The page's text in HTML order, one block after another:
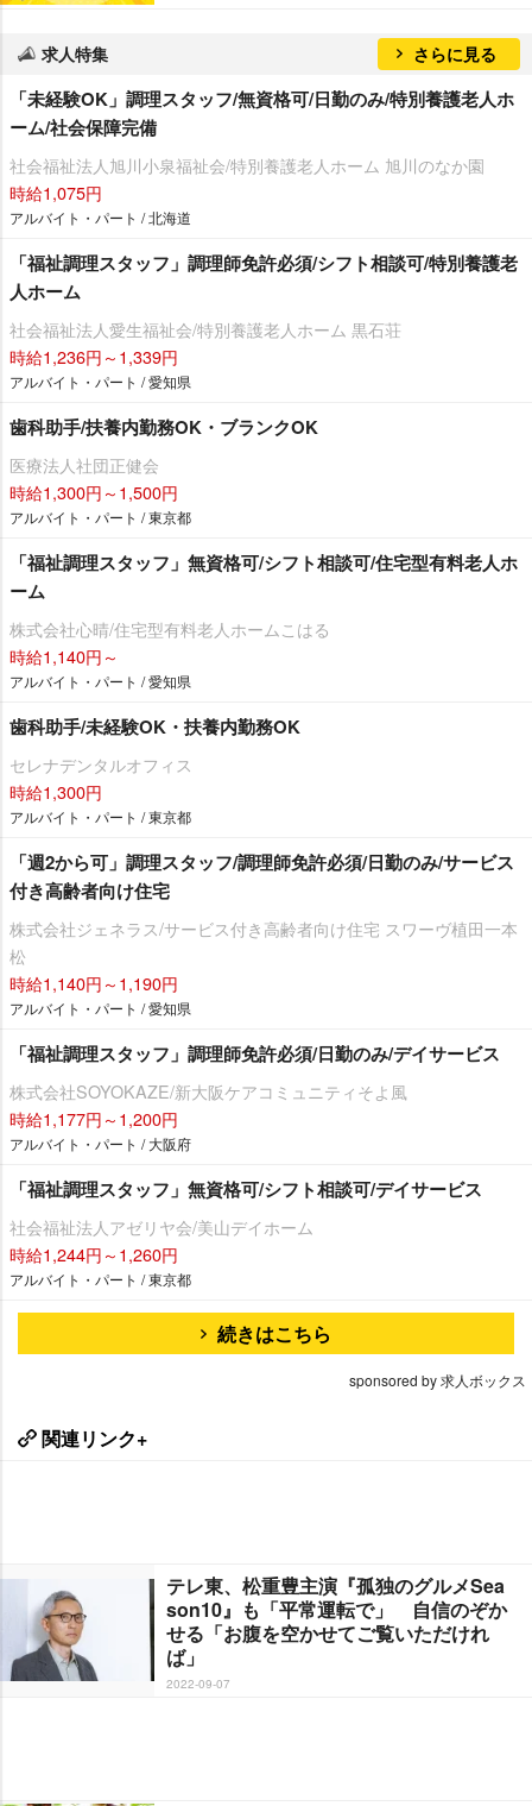
求人特集 さらに見る
「未経験OK」調理スタッフ/無資格可/日勤のみ/特別養護老人ホ
ーム/社会保障完備
社会福祉法人旭川小泉福祉会/特別養護老人ホーム 旭川のなか園
時給1,075円
アルバイト・パート / 北海道
「福祉調理スタッフ」調理師免許必須/シフト相談可/特別養護老
人ホーム
社会福祉法人愛生福祉会/特別養護老人ホーム 黒石荘
時給1,236円～1,339円
アルバイト・パート / 愛知県
歯科助手/扶養内勤務OK・ブランクOK
医療法人社団正健会
時給1,300円～1,500円
アルバイト・パート / 東京都
「福祉調理スタッフ」無資格可/シフト相談可/住宅型有料老人ホ
ーム
株式会社心晴/住宅型有料老人ホームこはる
時給1,140円～
アルバイト・パート / 愛知県
歯科助手/未経験OK・扶養内勤務OK
セレナデンタルオフィス
時給1,300円
アルバイト・パート / 東京都
「週2から可」調理スタッフ/調理師免許必須/日勤のみ/サービス
付き高齢者向け住宅
株式会社ジェネラス/サービス付き高齢者向け住宅 スワーヴ植田一本
松
時給1,140円～1,190円
アルバイト・パート / 愛知県
「福祉調理スタッフ」調理師免許必須/日勤のみ/デイサービス
株式会社SOYOKAZE/新大阪ケアコミュニティそよ風
時給1,177円～1,200円
アルバイト・パート / 大阪府
「福祉調理スタッフ」無資格可/シフト相談可/デイサービス
社会福祉法人アゼリヤ会/美山デイホーム
時給1,244円～1,260円
アルバイト・パート / 東京都
続きはこちら
sponsored by 求人ボックス
関連リンク+
テレ東、松重豊主演『孤独のグルメSea
son10』も「平常運転で」 自信のぞか
せる「お腹を空かせてご覧いただけれ
ば」
2022-09-07